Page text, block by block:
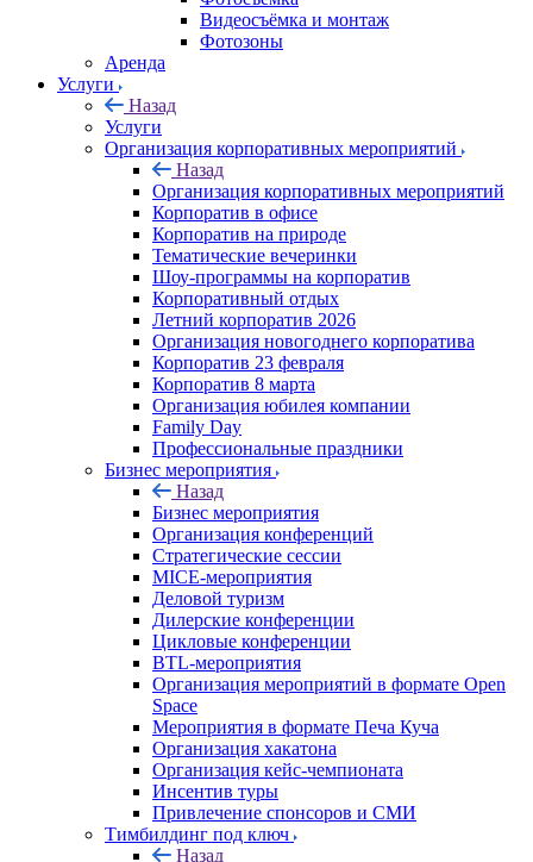
Видеосъёмка и монтаж
Фотозоны
Аренда
Услуги
Назад
Услуги
Организация корпоративных мероприятий
Назад
Организация корпоративных мероприятий
Корпоратив в офисе
Корпоратив на природе
Тематические вечеринки
Шоу-программы на корпоратив
Корпоративный отдых
Летний корпоратив 2026
Организация новогоднего корпоратива
Корпоратив 23 февраля
Корпоратив 8 марта
Организация юбилея компании
Family Day
Профессиональные праздники
Бизнес мероприятия
Назад
Бизнес мероприятия
Организация конференций
Стратегические сессии
MICE-мероприятия
Деловой туризм
Дилерские конференции
Цикловые конференции
BTL-мероприятия
Организация мероприятий в формате Open
Space
Мероприятия в формате Печа Куча
Организация хакатона
Организация кейс-чемпионата
Инсентив туры
Привлечение спонсоров и СМИ
Тимбилдинг под ключ
Назад